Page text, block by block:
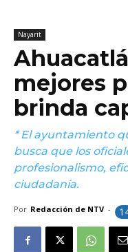
Nayarit
mejores
brinda
* El ayuntamiento
busca que los
profesionalismo,
ciudadanía.
Por Redacción de NTV -